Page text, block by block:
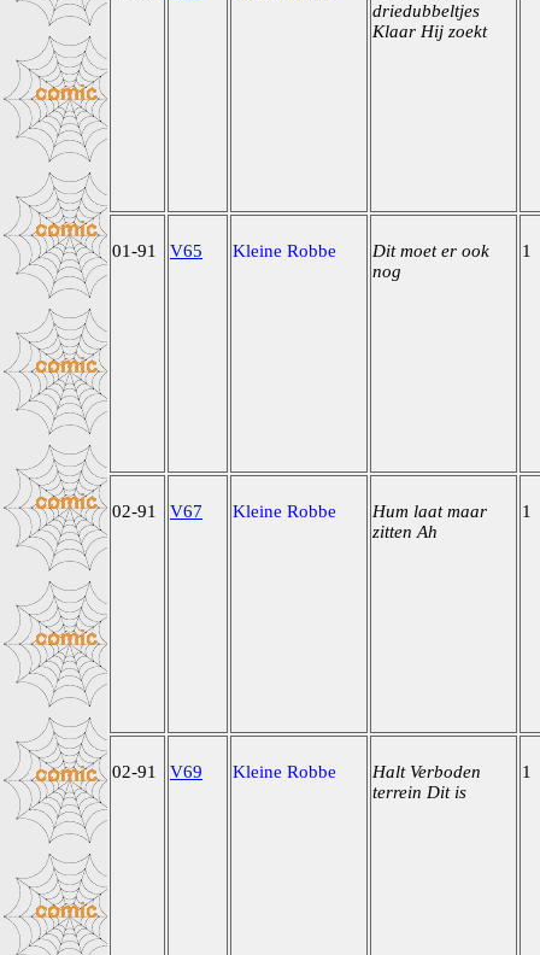
driedubbeltjes
Klaar Hij zoekt
01-91 V65 Kleine Robbe
Dit moet er ook
nog
1
02-91 V67 Kleine Robbe
Hum laat maar
zitten Ah
1
02-91 V69 Kleine Robbe
Halt Verboden
terrein Dit is
1